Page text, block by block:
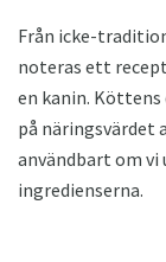
Från icke-
noteras ett
en kanin.
på näringsvärdet
användbart om
ingredienserna.